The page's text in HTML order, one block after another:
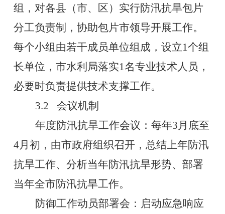
组，对各县（市、区）实行防汛抗旱包片
分工负责制，协助包片市领导开展工作。
每个小组由若干成员单位组成，设立1个组
长单位，市水利局落实1名专业技术人员，
必要时负责提供技术支撑工作。
3.2 会议机制
年度防汛抗旱工作会议：每年3 月底至
4月初，由市政府组织召开，总结上年防汛
抗旱工作、分析当年防汛抗旱形势、部署
当年全市防汛抗旱工作。
防御工作动员部署会：启动应急响应